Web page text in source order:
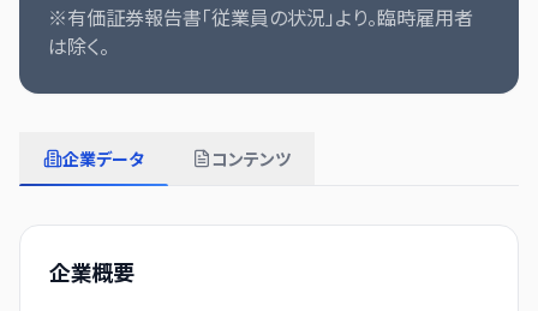
※有価証券報告書「従業員の状況」より。臨時雇用者
は除く。
企業データ コンテンツ
企業概要